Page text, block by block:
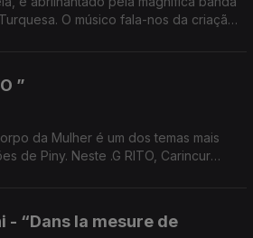
O músico fala-nos da criação,
”
da Mulher é um dos temas mais
de Piny. Neste .G RITO, Carincur
- “Dans la mesure de